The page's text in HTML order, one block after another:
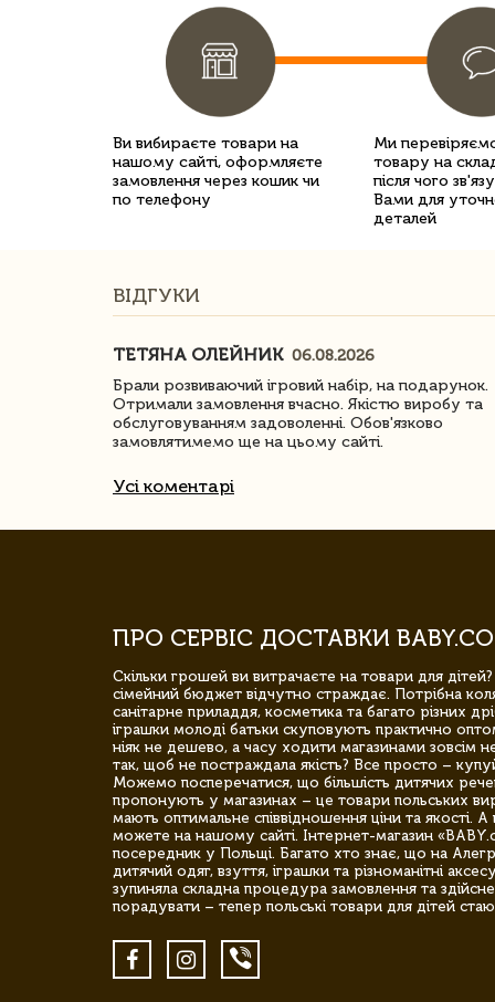
Ви вибираєте товари на
нашому сайті, оформляєте
замовлення через кошик чи
по телефону
Ми
товару на
після чого
Вами для
деталей
ВІДГУКИ
ТЕТЯНА ОЛЕЙНИК 06.08.2026
Брали розвиваючий ігровий набір, на подарунок.
Отримали замовлення вчасно. Якістю виробу та
обслуговуванням задоволенні. Обов'язково
замовлятимемо ще на цьому сайті.
Усі коментарі
ПРО СЕРВІС ДОСТАВКИ
Скільки грошей ви витрачаєте на товари для
сімейний бюджет відчутно страждає. Потрібна
санітарне приладдя, косметика та багато різних
іграшки молоді батьки скуповують практично
ніяк не дешево, а часу ходити магазинами зовсім
так, щоб не постраждала якість? Все просто –
Можемо посперечатися, що більшість дитячих
пропонують у магазинах – це товари польських
мають оптимальне співвідношення ціни та якості.
можете на нашому сайті. Інтернет-магазин
посередник у Польщі. Багато хто знає, що на
дитячий одяг, взуття, іграшки та різноманітні
зупиняла складна процедура замовлення та
порадувати – тепер польські товари для дітей